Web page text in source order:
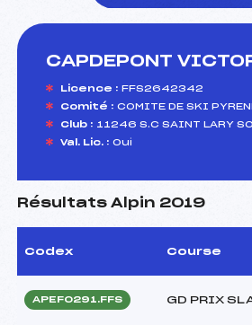
CAPDEPONT
Licence : FFS2642342
Comité : COMITE DE SKI
Club : 11246 S.C SAINT LARY
Val. Lic. : Oui
Résultats Alpin 2019
Codex Course
APEF0291.FFS GD PRIX